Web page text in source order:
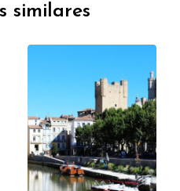
similares